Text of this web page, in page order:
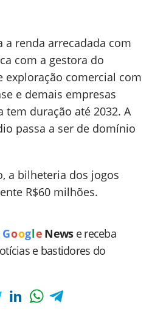
a renda arrecadada com
com a gestora do
exploração comercial com
e demais empresas
tem duração até 2032. A
passa a ser de domínio
a bilheteria dos jogos
R$60 milhões.
Goog le News e receba
e bastidores do